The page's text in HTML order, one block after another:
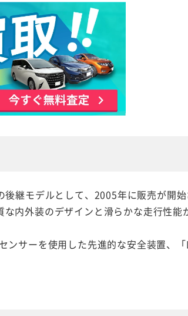
継モデルとして、2005年に販売が開始
内外装のデザインと滑らかな走行性能
ンサーを使用した先進的な安全装置、